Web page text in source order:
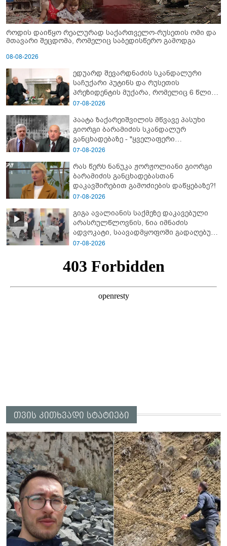
როდის დაიწყო რეალურად საქართველო-რუსეთის ომი და
მთავარი შეცდომა, რომელიც საბედისწერო გამოდგა
08-08-2026
ედუარდ შევარდნაძის სკანდალური
საჩუქარი პუტინს და რუსეთის
პრეზიდენტის მუქარა, რომელიც 6 წლის
შემდეგ აასრულა
07-08-2026
პაატა ზაქარეიშვილის მწვავე პასუხი
გიორგი ბარამიძის სკანდალურ
განცხადებაზე - "ყველაფერი
დეტალურად ვიცი... კამანში მოკლული
ბარამიძე კი ტყუის"
07-08-2026
რას წერს ნანუკა ჟორჟოლიანი გიორგი
ბარამიძის განცხადებასთან
დაკავშირებით გამოძიების დაწყებაზე?!
07-08-2026
გიგა ავალიანის საქმეზე დაკავებული
არასრულწლოვნის, ნია იმნაძის
ადვოკატი, საავადმყოფოში გადაღებულ
კადრებს ავრცელებს
07-08-2026
თვის კითხვადი სტატიები